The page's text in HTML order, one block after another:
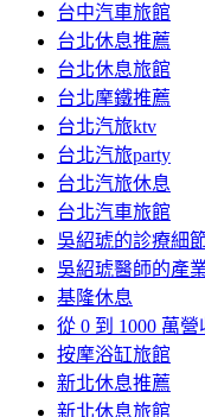
台中汽車旅館
台北休息推薦
台北休息旅館
台北摩鐵推薦
台北汽旅ktv
台北汽旅party
台北汽旅休息
台北汽車旅館
吳紹琥的診療細
吳紹琥醫師的產
基隆休息
從 0 到 1000 萬
按摩浴缸旅館
新北休息推薦
新北休息旅館